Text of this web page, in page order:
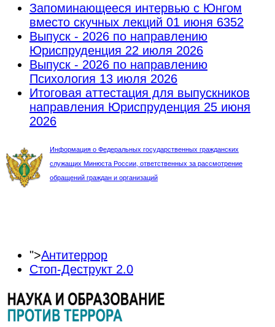
Запоминающееся интервью с Юнгом
вместо скучных лекций 01 июня 6352
Выпуск - 2026 по направлению
Юриспруденция 22 июля 2026
Выпуск - 2026 по направлению
Психология 13 июля 2026
Итоговая аттестация для выпускников
направления Юриспруденция 25 июня
2026
Информация о Федеральных государственных гражданских
служащих Минюста России, ответственных за рассмотрение
обращений граждан и организаций
">Антитеррор
Стоп-Деструкт 2.0